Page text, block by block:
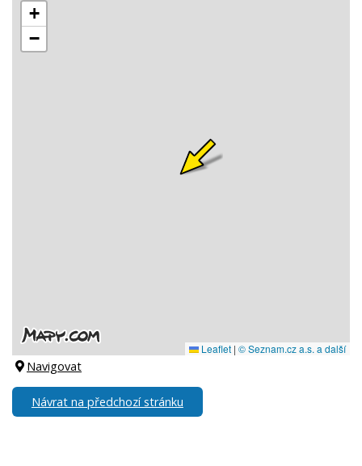
Navigovat
Návrat na předchozí stránku